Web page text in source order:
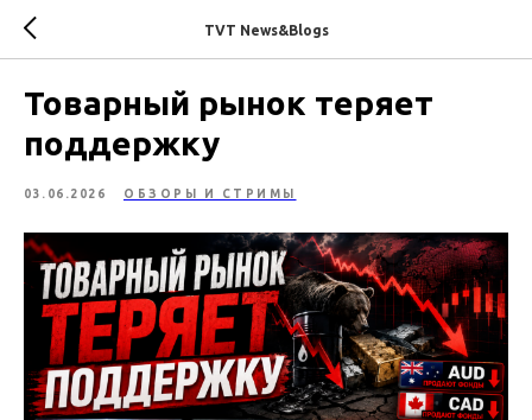
TVT News&Blogs
Товарный рынок теряет
поддержку
03.06.2026 ОБЗОРЫ И СТРИМЫ